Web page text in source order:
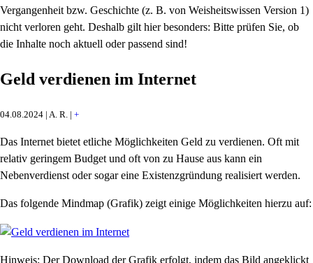
Vergangenheit bzw. Geschichte (z. B. von Weisheitswissen Version 1)
nicht verloren geht. Deshalb gilt hier besonders: Bitte prüfen Sie, ob
die Inhalte noch aktuell oder passend sind!
Geld verdienen im Internet
04.08.2024 | A. R. | +
Das Internet bietet etliche Möglichkeiten Geld zu verdienen. Oft mit
relativ geringem Budget und oft von zu Hause aus kann ein
Nebenverdienst oder sogar eine Existenzgründung realisiert werden.
Das folgende Mindmap (Grafik) zeigt einige Möglichkeiten hierzu auf:
Hinweis: Der Download der Grafik erfolgt, indem das Bild angeklickt